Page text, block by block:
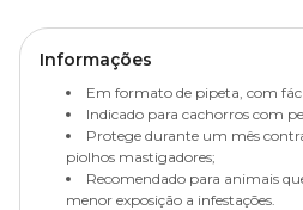
Informações
Em formato de pipeta, com
Indicado para cachorros com
Protege durante um mês
piolhos mastigadores;
Recomendado para animais
menor exposição a infestações.